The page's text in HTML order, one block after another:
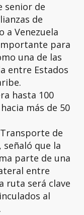
senior de
de
a Venezuela
para
una de las
entre Estados
hasta 100
más de 50
de
señaló que la
parte de una
entre
ruta será clave
al